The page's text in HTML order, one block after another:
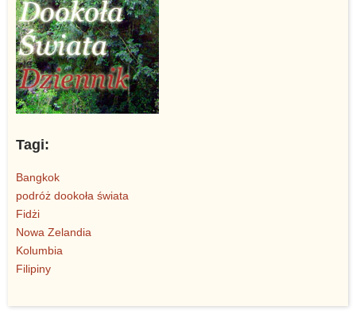
Tagi:
Bangkok
podróż dookoła świata
Fidżi
Nowa Zelandia
Kolumbia
Filipiny